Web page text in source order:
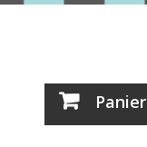
Panier